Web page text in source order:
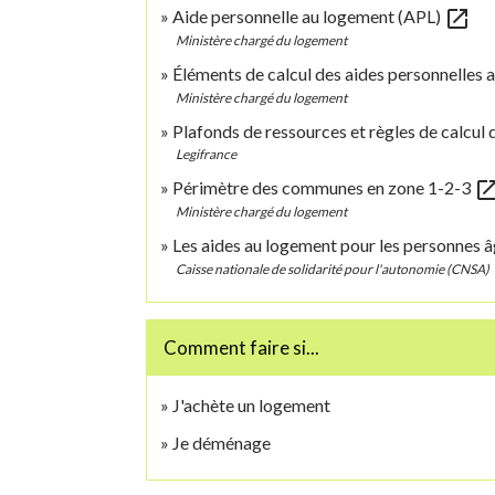
Aide personnelle au logement (APL) open_in_new
Ministère chargé du logement
Éléments de calcul des aides personnelles
Ministère chargé du logement
Plafonds de ressources et règles de calcul
Legifrance
Périmètre des communes en zone 1-2-3
Ministère chargé du logement
Les aides au logement pour les personnes
Caisse nationale de solidarité pour l'autonomie (CNSA)
Comment faire si...
J'achète un logement
Je déménage